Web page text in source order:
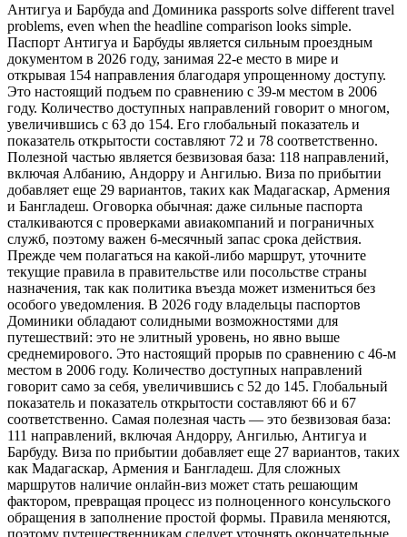
Антигуа и Барбуда and Доминика passports solve different travel
problems, even when the headline comparison looks simple.
Паспорт Антигуа и Барбуды является сильным проездным
документом в 2026 году, занимая 22-е место в мире и
открывая 154 направления благодаря упрощенному доступу.
Это настоящий подъем по сравнению с 39-м местом в 2006
году. Количество доступных направлений говорит о многом,
увеличившись с 63 до 154. Его глобальный показатель и
показатель открытости составляют 72 и 78 соответственно.
Полезной частью является безвизовая база: 118 направлений,
включая Албанию, Андорру и Ангилью. Виза по прибытии
добавляет еще 29 вариантов, таких как Мадагаскар, Армения
и Бангладеш. Оговорка обычная: даже сильные паспорта
сталкиваются с проверками авиакомпаний и пограничных
служб, поэтому важен 6-месячный запас срока действия.
Прежде чем полагаться на какой-либо маршрут, уточните
текущие правила в правительстве или посольстве страны
назначения, так как политика въезда может измениться без
особого уведомления. В 2026 году владельцы паспортов
Доминики обладают солидными возможностями для
путешествий: это не элитный уровень, но явно выше
среднемирового. Это настоящий прорыв по сравнению с 46-м
местом в 2006 году. Количество доступных направлений
говорит само за себя, увеличившись с 52 до 145. Глобальный
показатель и показатель открытости составляют 66 и 67
соответственно. Самая полезная часть — это безвизовая база:
111 направлений, включая Андорру, Ангилью, Антигуа и
Барбуду. Виза по прибытии добавляет еще 27 вариантов, таких
как Мадагаскар, Армения и Бангладеш. Для сложных
маршрутов наличие онлайн-виз может стать решающим
фактором, превращая процесс из полноценного консульского
обращения в заполнение простой формы. Правила меняются,
поэтому путешественникам следует уточнять окончательные